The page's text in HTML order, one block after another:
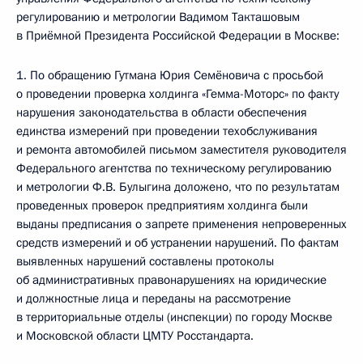
регулированию и метрологии Вадимом Такташовым
в Приёмной Президента Российской Федерации в Москве:
1. По обращению Гутмана Юрия Семёновича с просьбой
о проведении проверка холдинга «Гемма-Моторс» по факту
нарушения законодательства в области обеспечения
единства измерений при проведении техобслуживания
и ремонта автомобилей письмом заместителя руководителя
Федерального агентства по техническому регулированию
и метрологии Ф.В. Булыгина доложено, что по результатам
проведенных проверок предприятиям холдинга были
выданы предписания о запрете применения непроверенных
средств измерений и об устранении нарушений. По фактам
выявленных нарушений составлены протоколы
об административных правонарушениях на юридические
и должностные лица и переданы на рассмотрение
в территориальные отделы (инспекции) по городу Москве
и Московской области ЦМТУ Росстандарта.